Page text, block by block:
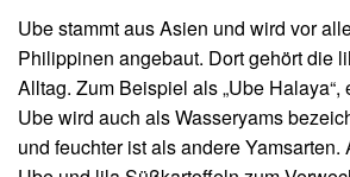
Ube stammt aus Asien und wird vor
Philippinen angebaut. Dort gehört die
Alltag. Zum Beispiel als „Ube Halaya“,
Ube wird auch als Wasseryams
und feuchter ist als andere Yamsarten.